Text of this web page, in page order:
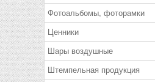
Фотоальбомы, фоторамки
Ценники
Шары воздушные
Штемпельная продукция